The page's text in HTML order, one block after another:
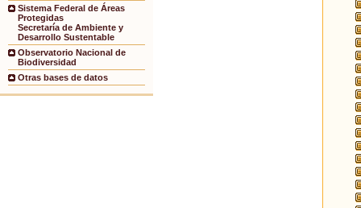
Sistema Federal de Áreas
Protegidas
Secretaría de Ambiente y
Desarrollo Sustentable
Observatorio Nacional de
Biodiversidad
Otras bases de datos